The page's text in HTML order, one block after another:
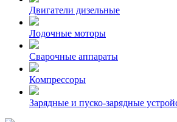
Двигатели дизельные
Лодочные моторы
Сварочные аппараты
Компрессоры
Зарядные и пуско-зарядные